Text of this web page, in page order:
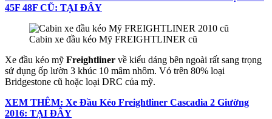
45F 48F CŨ: TẠI ĐÂY
Cabin xe đầu kéo Mỹ FREIGHTLINER cũ
Xe đầu kéo mỹ Freightliner về kiểu dáng bên ngoài rất sang trọng
sử dụng ốp lườn 3 khúc 10 mâm nhôm. Vỏ trên 80% loại
Bridgestone cũ hoặc loại DRC của mỹ.
XEM THÊM: Xe Đầu Kéo Freightliner Cascadia 2 Giường
2016: TẠI ĐÂY